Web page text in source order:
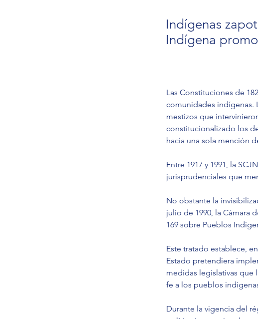
Indígenas
Indígena
Las Constituciones de
comunidades indígenas.
mestizos que
constitucionalizado los
hacía una sola mención
Entre 1917 y 1991, la
jurisprudenciales que
No obstante la
julio de 1990, la Cámara
169 sobre Pueblos
Este tratado establece,
Estado pretendiera
medidas legislativas que
fe a los pueblos
Durante la vigencia del